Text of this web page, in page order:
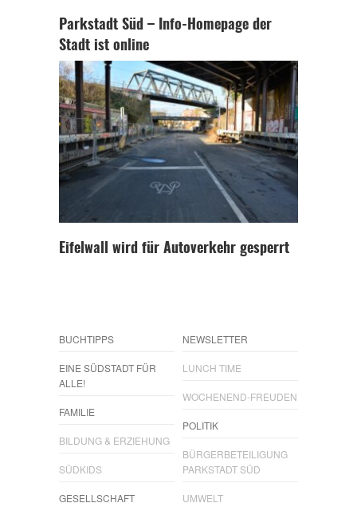
Parkstadt Süd – Info-Homepage der
Stadt ist online
Eifelwall wird für Autoverkehr gesperrt
BUCHTIPPS
EINE SÜDSTADT FÜR
ALLE!
FAMILIE
BILDUNG & ERZIEHUNG
SÜDKIDS
GESELLSCHAFT
NEWSLETTER
LUNCH TIME
WOCHENEND-FREUDEN
POLITIK
BÜRGERBETEILIGUNG
PARKSTADT SÜD
UMWELT